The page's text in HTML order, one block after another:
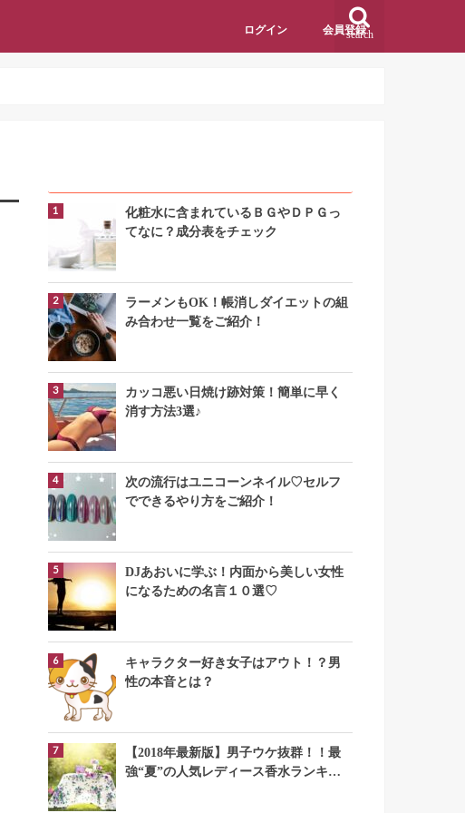
search
ログイン 会員登録
化粧水に含まれているＢＧやＤＰＧっ
てなに？成分表をチェック
ラーメンもOK！帳消しダイエットの組
み合わせ一覧をご紹介！
カッコ悪い日焼け跡対策！簡単に早く
消す方法3選♪
次の流行はユニコーンネイル♡セルフ
でできるやり方をご紹介！
DJあおいに学ぶ！内面から美しい女性
になるための名言１０選♡
キャラクター好き女子はアウト！？男
性の本音とは？
【2018年最新版】男子ウケ抜群！！最
強“夏”の人気レディース香水ランキン